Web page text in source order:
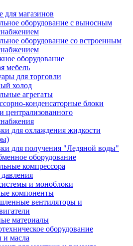
для магазинов
оборудование с выносным
оборудование со встроенным
оборудование
мебель
для торговли
холод
агрегаты
конденсаторные блоки
централизованного
для охлаждения жидкости
для получения "Ледяной воды"
оборудование
компрессора
и моноблоки
компоненты
вентиляторы и
материалы
оборудование
масла